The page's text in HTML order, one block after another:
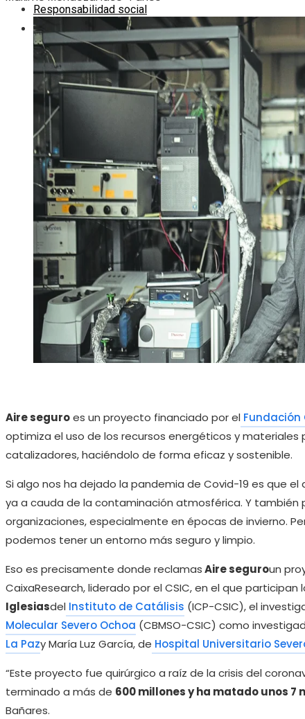
Responsabilidad social
Cultura y ocio
Aire seguroes un proyecto financiado por el Fundación
optimiza el uso de los recursos energéticos y
catalizadores, haciéndolo de forma eficaz y sostenible.
Si algo nos ha dejado la pandemia de Covid-19 es que
ya a cauda de la contaminación atmosférica. Y
organizaciones, especialmente en épocas de invierno.
podemos tener un entorno más seguro y limpio.
Eso es precisamente donde reclamasAire seguroun
CaixaResearch, liderado por el CSIC, en el que participan
Iglesiasdel Instituto de Catálisis (ICP-CSIC), el
Molecular Severo Ochoa (CBMSO-CSIC) como
La Pazy María Luz García, de Hospital Universitario
“Este proyecto fue quirúrgico a raíz de la crisis del
terminado a más de 600 millones y ha matado unos 7
Bañares.